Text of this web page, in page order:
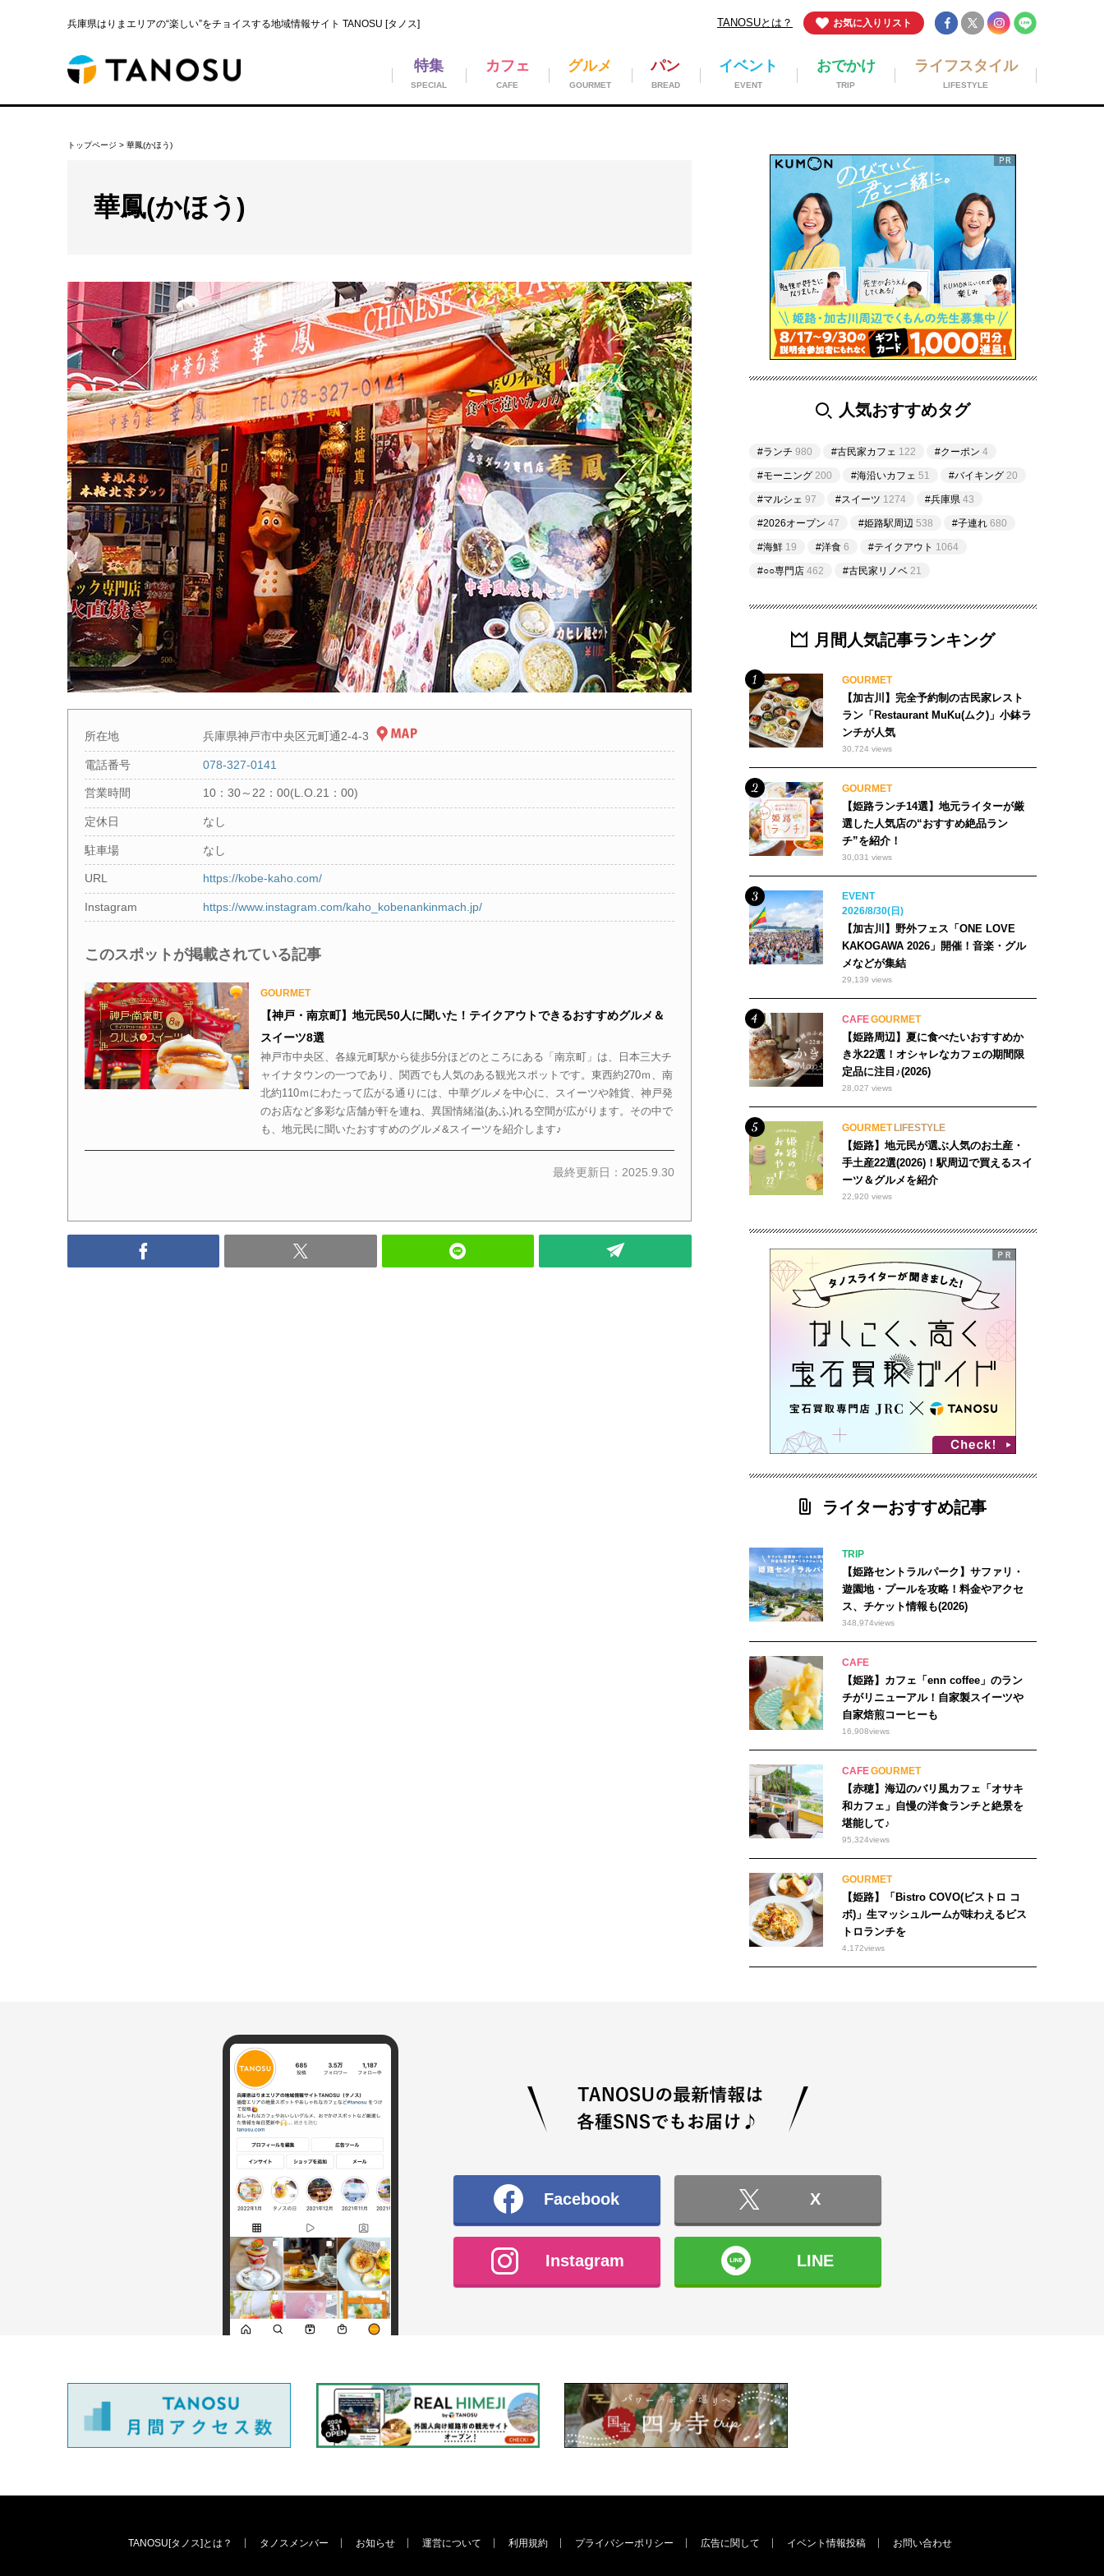
兵庫県はりまエリアの“楽しい”をチョイスする地域情報サイト TANOSU [タノス] お気に入りリスト
TANOSUとは？
ライフスタイル
LIFESTYLE
おでかけ
TRIP
イベント
EVENT
パン
BREAD
グルメ
GOURMET
カフェ
CAFE
特集
SPECIAL
トップページ > 華鳳(かほう)
華鳳(かほう)
所在地 兵庫県神戸市中央区元町通2-4-3
電話番号 078-327-0141
営業時間 10：30～22：00(L.O.21：00)
定休日 なし
駐車場 なし
URL https://kobe-kaho.com/
Instagram https://www.instagram.com/kaho_kobenankinmach.jp/
このスポットが掲載されている記事
GOURMET
【神戸・南京町】地元民50人に聞いた！テイクアウトできるおすすめグルメ＆
スイーツ8選
神戸市中央区、各線元町駅から徒歩5分ほどのところにある「南京町」は、日本三大チ
ャイナタウンの一つであり、関西でも人気のある観光スポットです。東西約270ｍ、南
北約110ｍにわたって広がる通りには、中華グルメを中心に、スイーツや雑貨、神戸発
のお店など多彩な店舗が軒を連ね、異国情緒溢(あふ)れる空間が広がります。その中で
も、地元民に聞いたおすすめのグルメ&スイーツを紹介します♪
最終更新日：2025.9.30
人気おすすめタグ
#ランチ 980 #古民家カフェ 122 #クーポン 4
#モーニング 200 #海沿いカフェ 51 #バイキング 20
#マルシェ 97 #スイーツ 1274 #兵庫県 43
#2026オープン 47 #姫路駅周辺 538 #子連れ 680
#海鮮 19 #洋食 6 #テイクアウト 1064
#○○専門店 462 #古民家リノベ 21
月間人気記事ランキング
GOURMET
【加古川】完全予約制の古民家レスト
ラン「Restaurant MuKu(ムク)」小鉢ラ
ンチが人気
30,724 views
GOURMET
【姫路ランチ14選】地元ライターが厳
選した人気店の“おすすめ絶品ラン
チ”を紹介！
30,031 views
EVENT
2026/8/30(日)
【加古川】野外フェス「ONE LOVE
KAKOGAWA 2026」開催！音楽・グル
メなどが集結
29,139 views
CAFEGOURMET
【姫路周辺】夏に食べたいおすすめか
き氷22選！オシャレなカフェの期間限
定品に注目♪(2026)
28,027 views
GOURMET LIFESTYLE
【姫路】地元民が選ぶ人気のお土産・
手土産22選(2026)！駅周辺で買えるスイ
ーツ＆グルメを紹介
22,920 views
ライターおすすめ記事
TRIP
【姫路セントラルパーク】サファリ・
遊園地・プールを攻略！料金やアクセ
ス、チケット情報も(2026)
348,974views
CAFE
【姫路】カフェ「enn coffee」のラン
チがリニューアル！自家製スイーツや
自家焙煎コーヒーも
16,908views
CAFEGOURMET
【赤穂】海辺のバリ風カフェ「オサキ
和カフェ」自慢の洋食ランチと絶景を
堪能して♪
95,324views
GOURMET
【姫路】「Bistro COVO(ビストロ コ
ボ)」生マッシュルームが味わえるビス
トロランチを
4,172views
Facebook X
Instagram LINE
TANOSU[タノス]とは？ タノスメンバー お知らせ 運営について 利用規約 プライバシーポリシー 広告に関して イベント情報投稿 お問い合わせ